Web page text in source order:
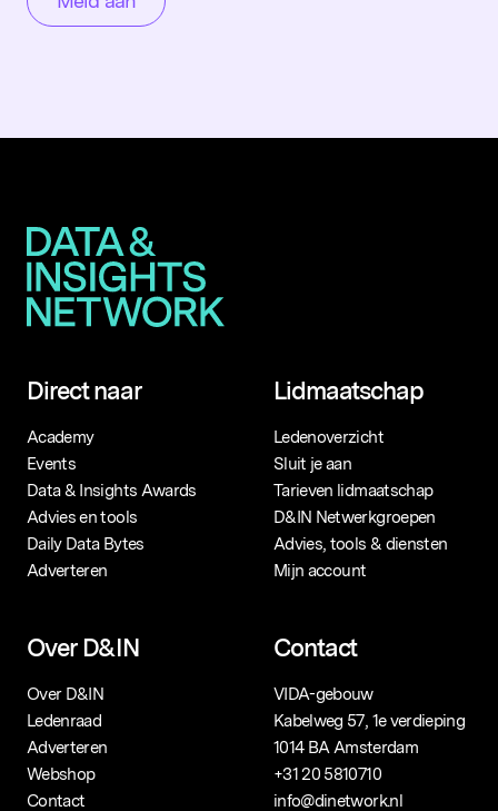
Direct naar
Academy
Events
Data & Insights Awards
Advies en tools
Daily Data Bytes
Adverteren
Lidmaatschap
Ledenoverzicht
Sluit je aan
Tarieven lidmaatschap
D&IN Netwerkgroepen
Advies, tools & diensten
Mijn account
Over D&IN
Over D&IN
Ledenraad
Adverteren
Webshop
Contact
Contact
VIDA-gebouw
Kabelweg 57, 1e verdieping
1014 BA Amsterdam
+31 20 5810710
info@dinetwork.nl